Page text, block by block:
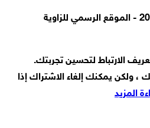
جميع الحقوق محفوظة © 2026 - الموقع الرسمي للزاوية
الارتباط لتحسين تجربتك.
يمكنك إلغاء الاشتراك إذا
المزيد